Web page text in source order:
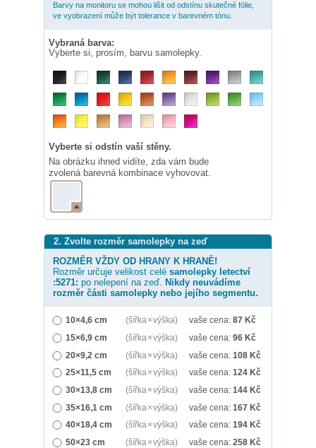
Barvy na monitoru se mohou lišit od odstínu skutečné fólie,
ve vyobrazení může být tolerance v barevném tónu.
Vybraná barva:
Vyberte si, prosím, barvu samolepky.
Vyberte si odstín vaší stěny.
Na obrázku ihned vidíte, zda vám bude
zvolená barevná kombinace vyhovovat.
2. Zvolte rozměr samolepky na zeď
ROZMĚR VŽDY OD HRANY K HRANĚ!
Rozměr určuje velikost celé samolepky letectví
:5271: po nelepení na zeď. Nikdy neuvádíme
rozměr části samolepky nebo jejího segmentu.
10×4,6 cm (šířka × výška) vaše cena: 87 Kč
15×6,9 cm
(šířka × výška) vaše cena: 96 Kč
20×9,2 cm
(šířka × výška) vaše cena: 108 Kč
25×11,5 cm
(šířka × výška) vaše cena: 124 Kč
30×13,8 cm
(šířka × výška) vaše cena: 144 Kč
35×16,1 cm
(šířka × výška) vaše cena: 167 Kč
40×18,4 cm
(šířka × výška) vaše cena: 194 Kč
50×23 cm
(šířka × výška) vaše cena: 258 Kč